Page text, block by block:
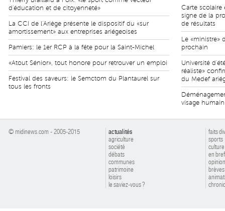
d'éducation et de citoyenneté»
La CCI de l'Ariège présente le dispositif du «sur
amortissement» aux entreprises ariégeoises
Pamiers: le 1er RCP à la fête pour la Saint-Michel
«Atout Sénior», tout honore pour retrouver un emploi
Festival des saveurs: le Semctom du Plantaurel sur
tous les fronts
Carte scolaire
signe de la
de résultats
Le «ministre»
prochain
Université
réaliste»
du Medef
visage
© midinews.com - 2005-2015
actualités
agriculture
société
débats
communes
patrimoine
loisirs
le saviez-vous ?
faits
sports
culture
en bref
brèves